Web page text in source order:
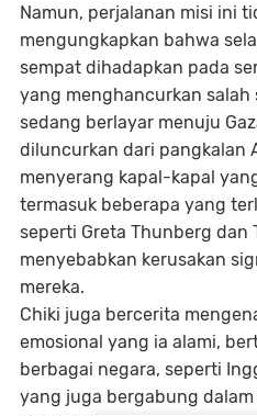
Namun, perjalanan misi ini
mengungkapkan bahwa
sempat dihadapkan pada
yang menghancurkan
sedang berlayar menuju
diluncurkan dari pangkalan
menyerang kapal-kapal
termasuk beberapa yang
seperti Greta Thunberg dan
menyebabkan kerusakan
mereka.
Chiki juga bercerita
emosional yang ia alami,
berbagai negara, seperti
yang juga bergabung dalam